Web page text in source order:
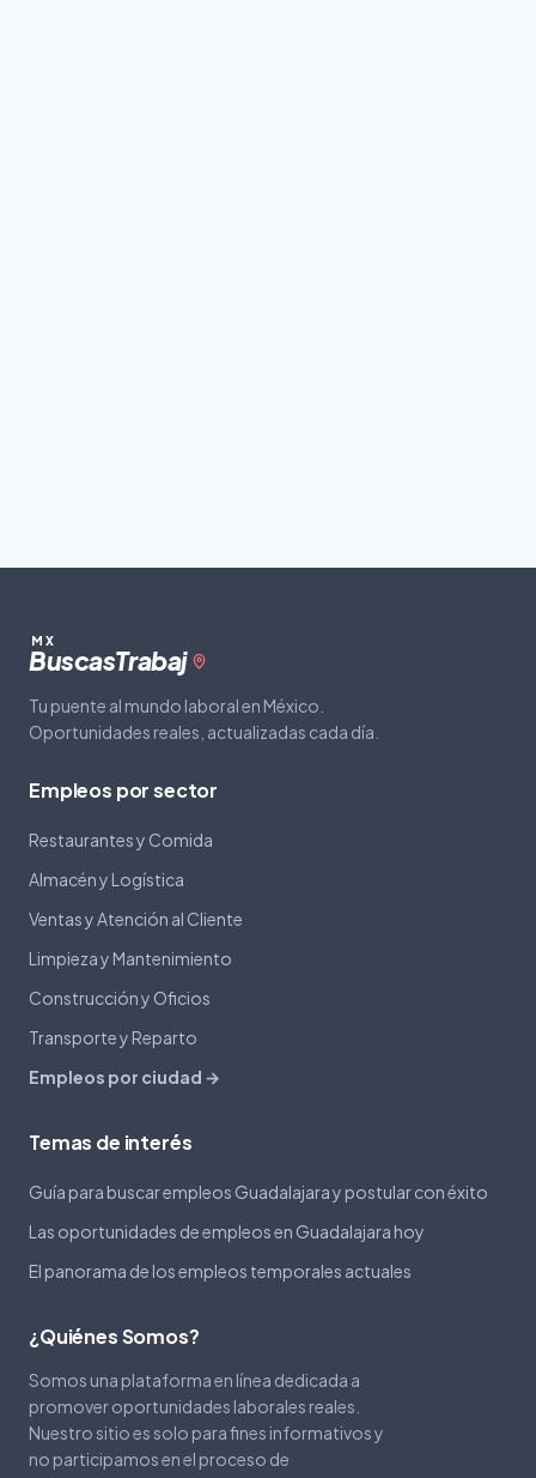
MX
BuscasTrabaj
Tu puente al mundo laboral en México.
Oportunidades reales, actualizadas cada día.
Empleos por sector
Restaurantes y Comida
Almacén y Logística
Ventas y Atención al Cliente
Limpieza y Mantenimiento
Construcción y Oficios
Transporte y Reparto
Empleos por ciudad →
Temas de interés
Guía para buscar empleos Guadalajara y postular con éxito
Las oportunidades de empleos en Guadalajara hoy
El panorama de los empleos temporales actuales
¿Quiénes Somos?
Somos una plataforma en línea dedicada a
promover oportunidades laborales reales.
Nuestro sitio es solo para fines informativos y
no participamos en el proceso de